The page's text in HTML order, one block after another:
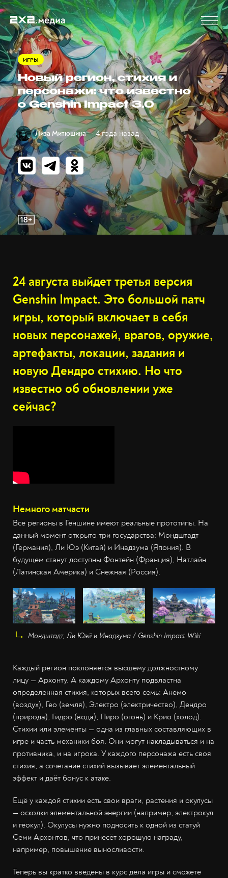
ИГРЫ
Новый регион, стихия и
персонажи: что известно
о Genshin Impact 3.0
Лиза Митюшина — 4 года назад
24 августа выйдет третья версия
Genshin Impact. Это большой патч
игры, который включает в себя
новых персонажей, врагов, оружие,
артефакты, локации, задания и
новую Дендро стихию. Но что
известно об обновлении уже
сейчас?
Немного матчасти
Все регионы в Геншине имеют реальные прототипы. На
данный момент открыто три государства: Мондштадт
(Германия), Ли Юэ (Китай) и Инадзума (Япония). В
будущем станут доступны Фонтейн (Франция), Натлайн
(Латинская Америка) и Снежная (Россия).
Мондштадт, Ли Юэй и Инадзума / Genshin Impact Wiki
Каждый регион поклоняется высшему должностному
лицу — Архонту. А каждому Архонту подвластна
определённая стихия, которых всего семь: Анемо
(воздух), Гео (земля), Электро (электричество), Дендро
(природа), Гидро (вода), Пиро (огонь) и Крио (холод).
Стихии или элементы — одна из главных составляющих в
игре и часть механики боя. Они могут накладываться и на
противника, и на игрока. У каждого персонажа есть своя
стихия, а сочетание стихий вызывает элементальный
эффект и даёт бонус к атаке.
Ещё у каждой стихии есть свои враги, растения и окулусы
— осколки элементальной энергии (например, электрокул
и геокул). Окулусы нужно подносить к одной из статуй
Семи Архонтов, что принесёт хорошую награду,
например, повышение выносливости.
Теперь вы кратко введены в курс дела игры и сможете